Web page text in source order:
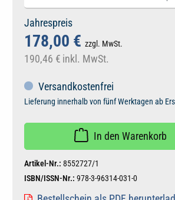
Jahrespreis
178,00 € zzgl. MwSt.
190,46 € inkl. MwSt.
Versandkostenfrei
Lieferung innerhalb von fünf Werktagen ab
In den Warenkorb
Artikel-Nr.: 8552727/1
ISBN/ISSN-Nr.: 978-3-96314-031-0